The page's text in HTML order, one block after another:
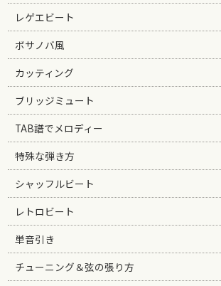
レゲエビート
ボサノバ風
カッティング
ブリッジミュート
TAB譜でメロディー
特殊な弾き方
シャッフルビート
レトロビート
単音引き
チューニング＆弦の張り方